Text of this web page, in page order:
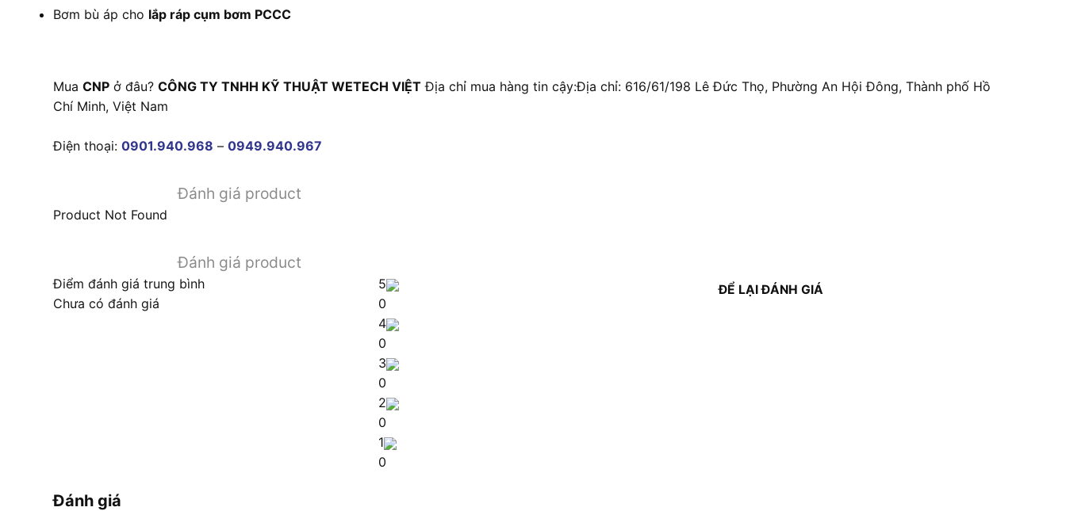
Bơm bù áp cho lắp ráp cụm bơm PCCC
Mua CNP ở đâu? CÔNG TY TNHH KỸ THUẬT WETECH VIỆT Địa chỉ mua hàng tin cậy:Địa chỉ: 616/61/198 Lê Đức Thọ, Phường An Hội Đông, Thành phố Hồ
Chí Minh, Việt Nam
Điện thoại: 0901.940.968 – 0949.940.967
Đánh giá product
Product Not Found
Đánh giá product
Điểm đánh giá trung bình
Chưa có đánh giá
5
0
4
0
3
0
2
0
1
0
ĐỂ LẠI ĐÁNH GIÁ
Đánh giá